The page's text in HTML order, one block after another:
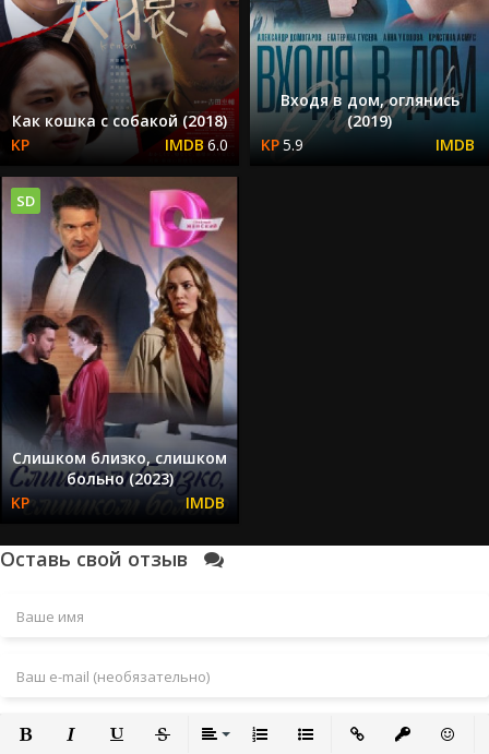
Как кошка с собакой (2018)
6.0
Входя в дом, оглянись
(2019)
5.9
SD
Слишком близко, слишком
больно (2023)
Оставь свой отзыв